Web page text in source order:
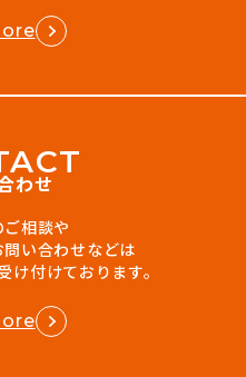
ACT
わせ
相談や
い合わせなどは
け付けております。